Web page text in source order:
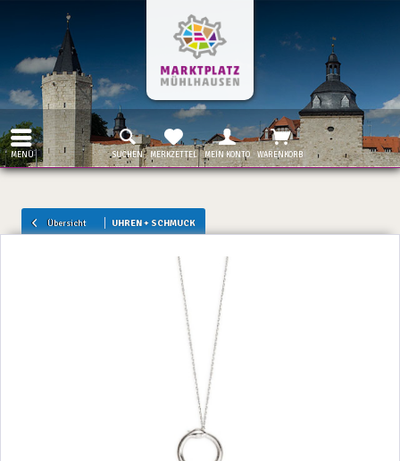
MENÜ SUCHEN MERKZETTEL MEIN KONTO WARENKORB
Übersicht UHREN + SCHMUCK